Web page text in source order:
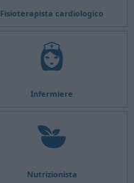
Fisioterapista cardiologico
Infermiere
Nutrizionista